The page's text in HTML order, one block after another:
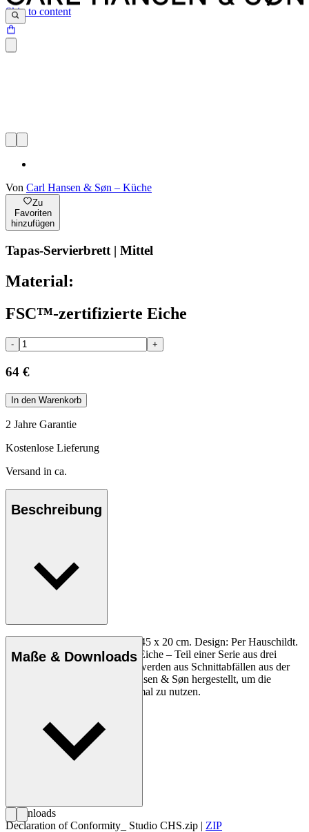
Skip to content
Von Carl Hansen & Søn – Küche
Zu
Favoriten
hinzufügen
Tapas-Servierbrett | Mittel
Material:
FSC™-zertifizierte Eiche
- +
64 €
In den Warenkorb
2 Jahre Garantie
Kostenlose Lieferung
Versand in ca.
Beschreibung
Tapas-Servierbrett, mittelgroß, 45 x 20 cm. Design: Per Hauschildt.
Tapasbrett aus Nussbaum und Eiche – Teil einer Serie aus drei
Servierbrettern. Die Brettchen werden aus Schnittabfällen aus der
Möbelproduktion von Carl Hansen & Søn hergestellt, um die
wertvolle Ressource Holz optimal zu nutzen.
Maße & Downloads
Downloads
Declaration of Conformity_ Studio CHS.zip | ZIP